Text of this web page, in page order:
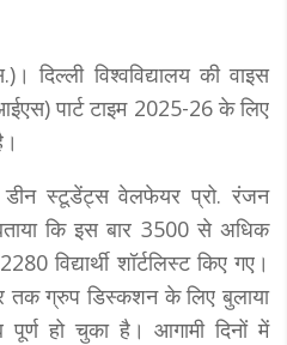
दिल्ली विश्वविद्यालय की वाइस
पार्ट टाइम 2025-26 के लिए
डीन स्टूडेंट्स वेलफेयर प्रो. रंजन
कि इस बार 3500 से अधिक
विद्यार्थी शॉर्टलिस्ट किए गए।
ग्रुप डिस्कशन के लिए बुलाया
हो चुका है। आगामी दिनों में